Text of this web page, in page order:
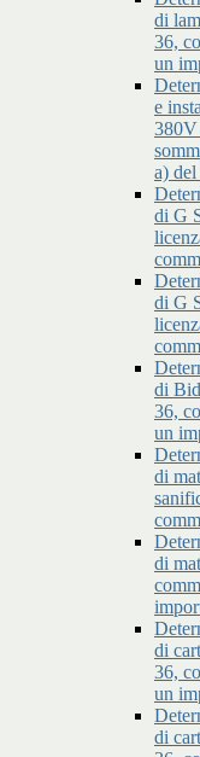
di
36,
un
e
380V
a)
di G
di G
di
36,
un
di
di
di
36,
un
di